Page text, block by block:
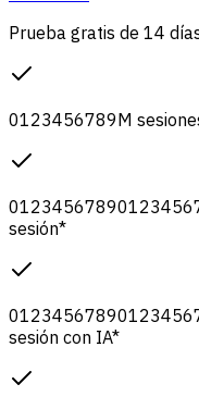
Prueba gratis de 14
0123456789M
01234567890123456
sesión*
01234567890123456
sesión con IA*